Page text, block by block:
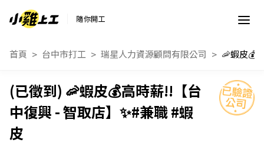
隨你開工
首頁 台中市打工 瑞星人力資源顧問有限公司
🦐蝦皮💰高時薪!!【台
中復興 - 智取店】✨#兼職 #蝦
皮